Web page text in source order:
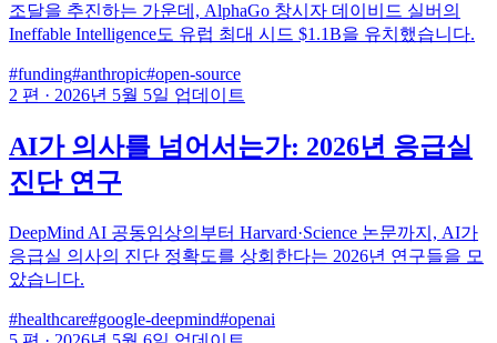
조달을 추진하는 가운데, AlphaGo 창시자 데이비드 실버의
Ineffable Intelligence도 유럽 최대 시드 $1.1B을 유치했습니다.
#funding#anthropic#open-source
2 편 · 2026년 5월 5일 업데이트
AI가 의사를 넘어서는가: 2026년 응급실
진단 연구
DeepMind AI 공동임상의부터 Harvard·Science 논문까지, AI가
응급실 의사의 진단 정확도를 상회한다는 2026년 연구들을 모
았습니다.
#healthcare#google-deepmind#openai